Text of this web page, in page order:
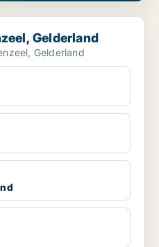
Gelderland
Gelderland